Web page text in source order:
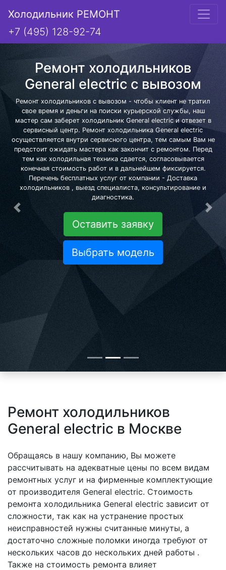
Холодильник РЕМОНТ
+7 (495) 128-92-74
Ремонт холодильников
General electric с вывозом
Ремонт холодильников с вывозом - чтобы клиент не тратил
свое время и деньги на поиски курьерской службы, наш
мастер сам заберет холодильник General electric и отвезет в
сервисный центр. Ремонт холодильника General electric
осуществляется внутри сервисного центра, тем самым Вам не
предстоит ожидать мастера как закончит с ремонтом. Перед
тем как холодильная техника сдается, согласовывается
конечная стоимость работ и в дальнейшем фиксируется.
Перечень бесплатных услуг от компании - Доставка
холодильников , выезд специалиста, консультирование и
диагностика.
Оставить заявку
Выбрать модель
Предыдущая
Ремонт холодильников
General electric в Москве
Обращаясь в нашу компанию, Вы можете
рассчитывать на адекватные цены по всем видам
ремонтных услуг и на фирменные комплектующие
от производителя General electric. Стоимость
ремонта холодильника General electric зависит от
сложности, так как на устранение простых
неисправностей нужны считанные минуты, а
достаточно сложные поломки иногда требуют от
нескольких часов до нескольких дней работы .
Также на стоимость ремонта влияет